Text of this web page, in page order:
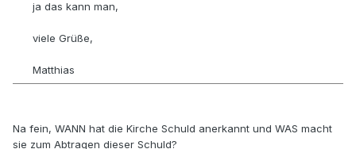
ja das kann man,
viele Grüße,
Matthias
Na fein, WANN hat die Kirche Schuld anerkannt und WAS macht
sie zum Abtragen dieser Schuld?